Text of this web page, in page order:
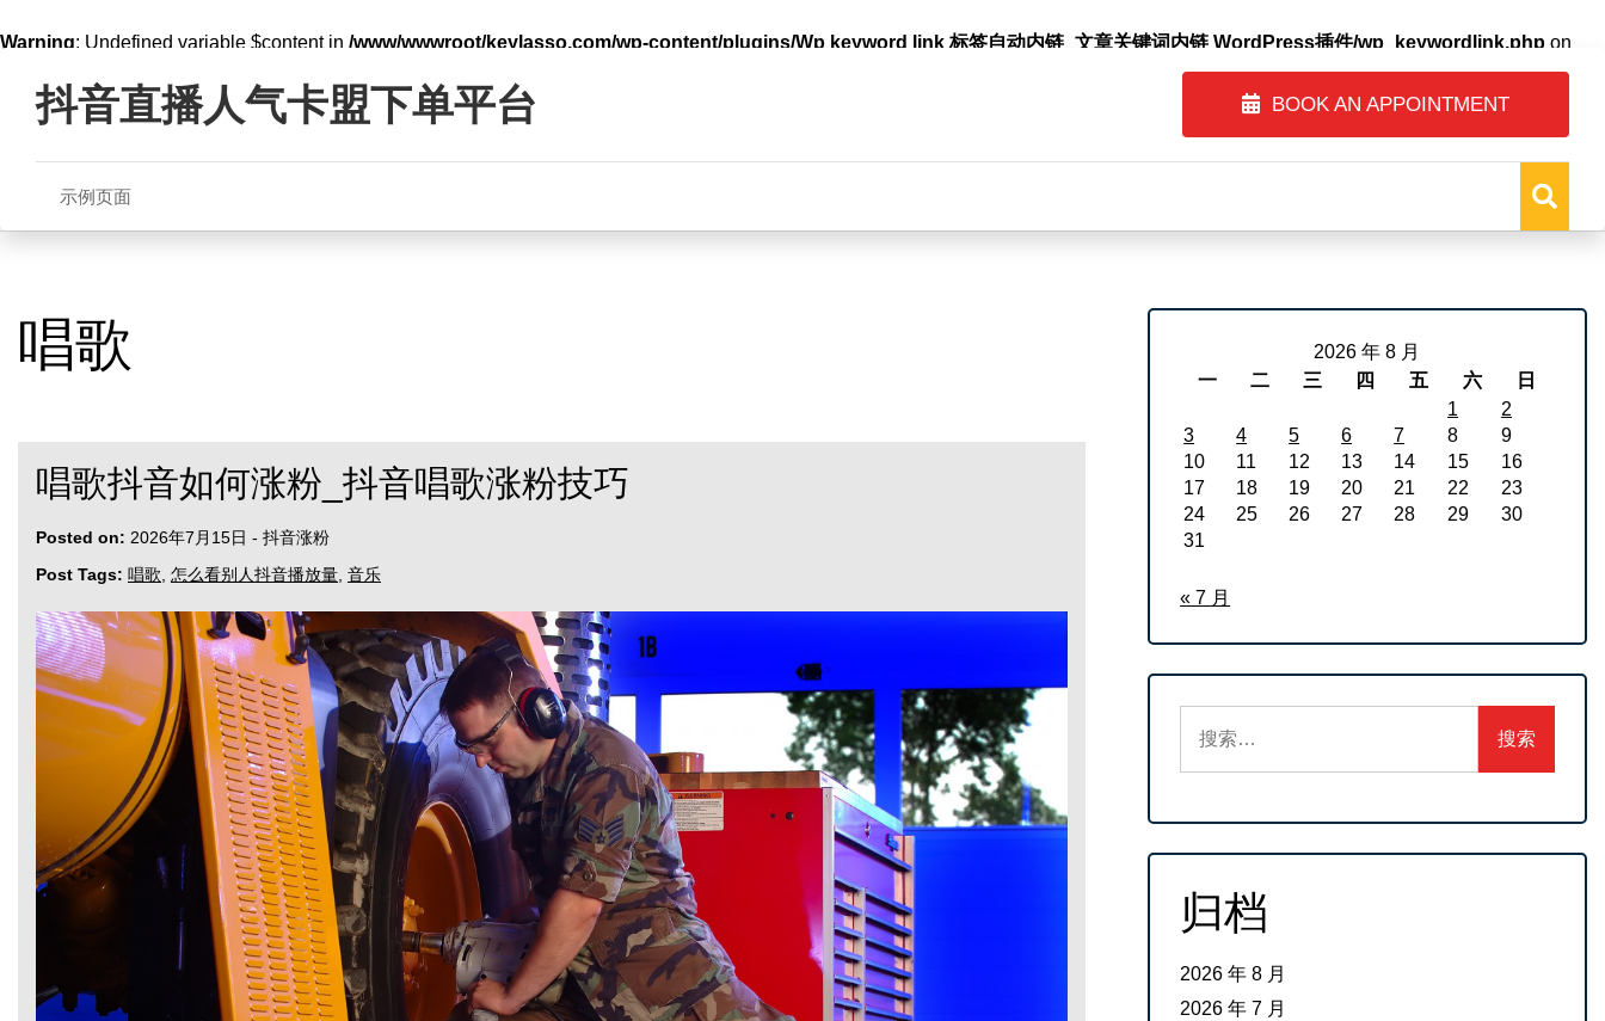
Warning: Undefined variable $content in /www/wwwroot/keylasso.com/wp-content/plugins/Wp keyword link 标签自动内链_文章关键词内链 WordPress插件/wp_keywordlink.php on
content抖音直播人气卡盟下单平台 BOOK AN APPOINTMENT
示例页面
唱歌
唱歌抖音如何涨粉_抖音唱歌涨粉技巧
Posted on: 2026年7月15日 - 抖音涨粉
Post Tags: 唱歌 怎么看别人抖音播放量 音乐
2026 年 8 月
一
二 三 四 五 六
日
1
2
3
4 5 6 7 8
9
10
11 12 13 14 15
16
17
18 19 20 21 22
23
24
25 26 27 28 29
30
31
« 7 月
索：
归档
2026 年 8 月
2026 年 7 月